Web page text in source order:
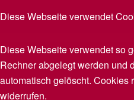
Diese Webseite verwendet
Diese Webseite verwendet so
Rechner abgelegt werden und
automatisch gelöscht. Cookies
widerrufen.